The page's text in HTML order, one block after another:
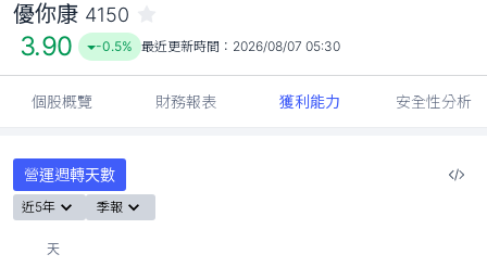
優你康 4150
3.90 -0.5% 最近更新時間： 2026/08/07 05:30
個股概覽 財務報表 獲利能力 安全性分析
營運週轉天數
近5年 季報